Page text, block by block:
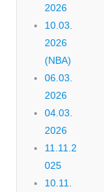
2026
10.03.
2026
(NBA)
06.03.
2026
04.03.
2026
11.11.2
025
10.11.